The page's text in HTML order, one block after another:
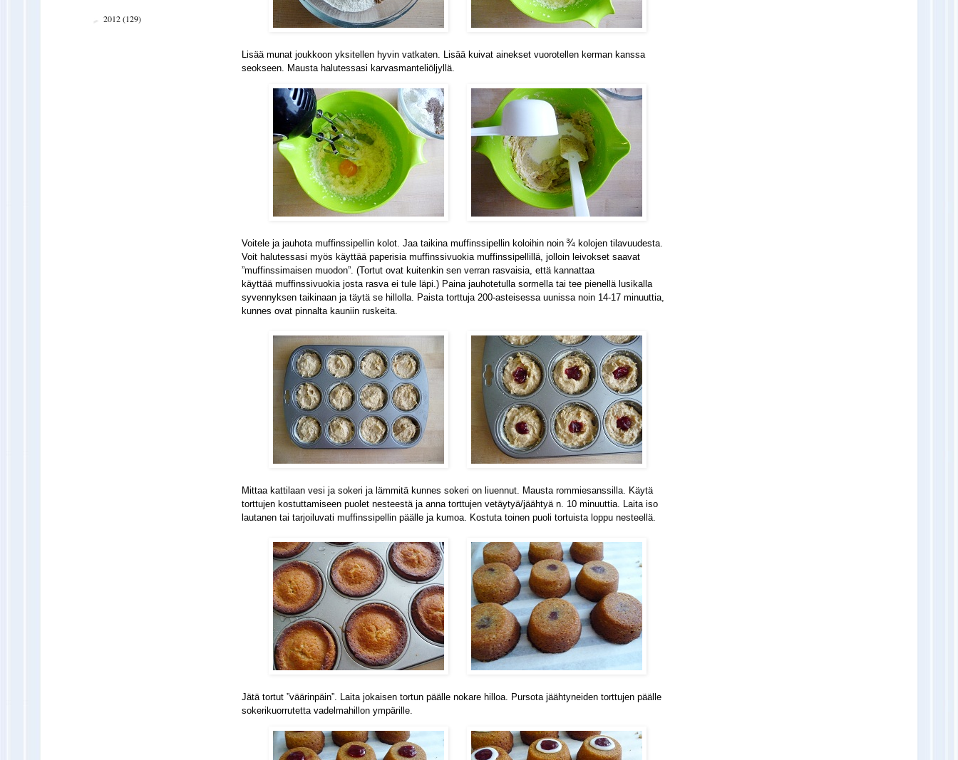
Lisää munat joukkoon yksitellen hyvin vatkaten.
Lisää kuivat ainekset vuorotellen kerman kanssa
seokseen. Mausta halutessasi karvasmanteliöljyllä.
Voitele ja jauhota muffinssipellin kolot. Jaa taikina muffinssipellin koloihin noin ¾ kolojen tilavuudesta.
Voit halutessasi myös käyttää paperisia muffinssivuokiamuffinssipellillä, jolloin leivokset saavat
”muffinssimaisen muodon”. (Tortut ovat kuitenkin sen verran rasvaisia, että kannattaa
käyttää muffinssivuokia josta rasva ei tule läpi.) Painajauhotetulla sormella tai tee pienellä lusikalla
syvennyksen taikinaan ja täytä se hillolla. Paista torttuja 200-asteisessa uunissa noin 14-17 minuuttia,
kunnes ovat pinnalta kauniin ruskeita.
Mittaa kattilaan vesi ja sokeri ja lämmitä kunnes sokeri on liuennut. Mausta rommiesanssilla. Käytä
torttujen kostuttamiseen puolet nesteestä ja anna torttujen vetäytyä/jäähtyä n. 10 minuuttia. Laita iso
lautanen tai tarjoiluvati muffinssipellin päälle ja kumoa. Kostuta toinen puoli tortuista loppu nesteellä.
Jätä tortut ”väärinpäin”. Laita jokaisen tortun päälle nokare hilloa. Pursota jäähtyneiden torttujen päälle
sokerikuorrutetta vadelmahillon ympärille.
► 2012(129)